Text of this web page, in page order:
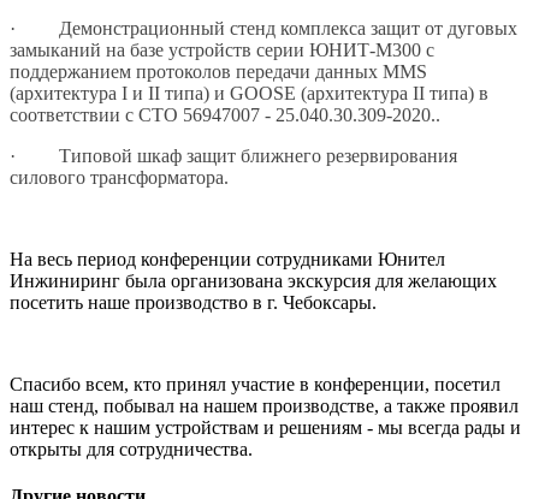
· Демонстрационный стенд комплекса защит от дуговых
замыканий на базе устройств серии ЮНИТ-М300 с
поддержанием протоколов передачи данных MMS
(архитектура I и II типа) и GOOSE (архитектура II типа) в
соответствии с СТО 56947007 - 25.040.30.309-2020..
· Типовой шкаф защит ближнего резервирования
силового трансформатора.
На весь период конференции сотрудниками Юнител
Инжиниринг была организована экскурсия для желающих
посетить наше производство в г. Чебоксары.
Спасибо всем, кто принял участие в конференции, посетил
наш стенд, побывал на нашем производстве, а также проявил
интерес к нашим устройствам и решениям - мы всегда рады и
открыты для сотрудничества.